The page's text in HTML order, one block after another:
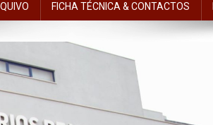
FICHA TÉCNICA & CONTACTOS